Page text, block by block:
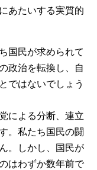
あたいする実質的
国民が求められて
政治を転換し、自
ではないでしょう
による分断、連立
。私たち国民の闘
。しかし、国民が
はわずか数年前で